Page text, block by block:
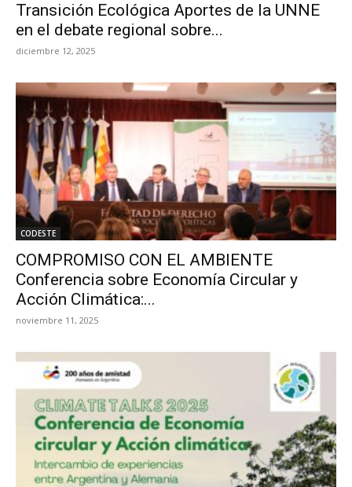
Transición Ecológica Aportes de la UNNE
en el debate regional sobre...
diciembre 12, 2025
CODESTE
COMPROMISO CON EL AMBIENTE
Conferencia sobre Economía Circular y
Acción Climática:...
noviembre 11, 2025